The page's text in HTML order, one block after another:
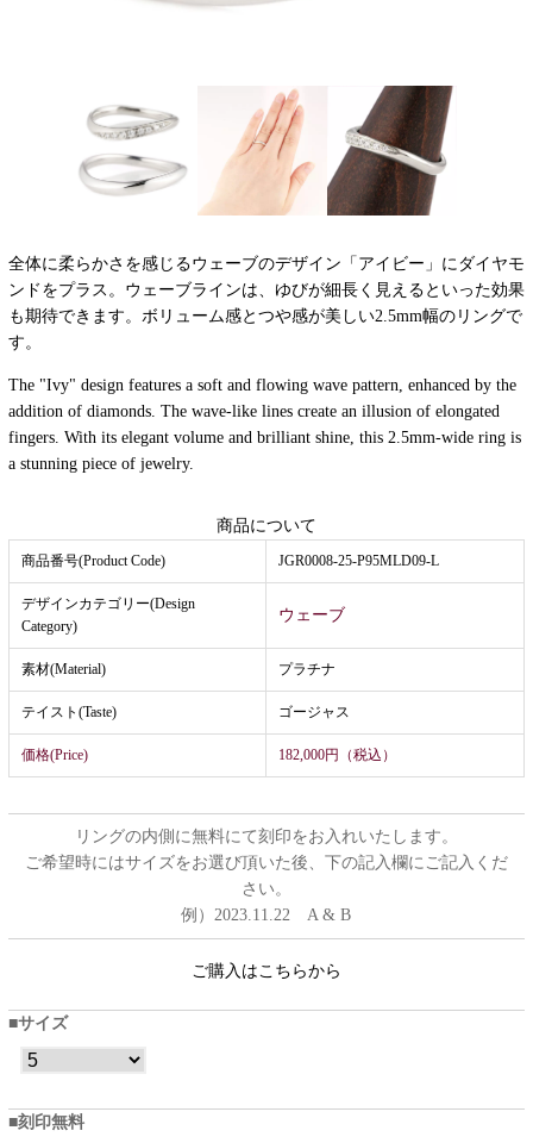
全体に柔らかさを感じるウェーブのデザイン「アイビー」にダイヤモ
ンドをプラス。ウェーブラインは、ゆびが細長く見えるといった効果
も期待できます。ボリューム感とつや感が美しい2.5mm幅のリングで
す。
The "Ivy" design features a soft and flowing wave pattern, enhanced by the
addition of diamonds. The wave-like lines create an illusion of elongated
fingers. With its elegant volume and brilliant shine, this 2.5mm-wide ring is
a stunning piece of jewelry.
商品について
商品番号(Product Code) JGR0008-25-P95MLD09-L
デザインカテゴリー(Design
Category)
ウェーブ
素材(Material) プラチナ
テイスト(Taste) ゴージャス
価格(Price) 182,000円（税込）
リングの内側に無料にて刻印をお入れいたします。
ご希望時にはサイズをお選び頂いた後、下の記入欄にご記入くだ
さい。
例）2023.11.22 A & B
ご購入はこちらから
サイズ
刻印無料